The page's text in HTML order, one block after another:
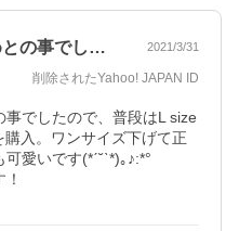
皆さんのレビューで大きめとの事でしたの… 2021/3/31
削除されたYahoo! JAPAN ID
でしたので、普段はL size
入。ワンサイズ下げて正
愛いです(*ˊ˘ˋ*)｡♪:*°